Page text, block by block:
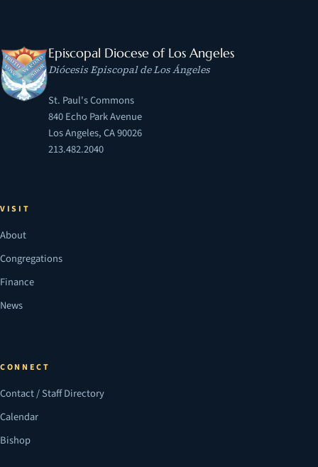
Episcopal Diocese of Los Angeles
Diócesis Episcopal de Los Ángeles
St. Paul's Commons
840 Echo Park Avenue
Los Angeles, CA 90026
213.482.2040
VISIT
About
Congregations
Finance
News
CONNECT
Contact / Staff Directory
Calendar
Bishop